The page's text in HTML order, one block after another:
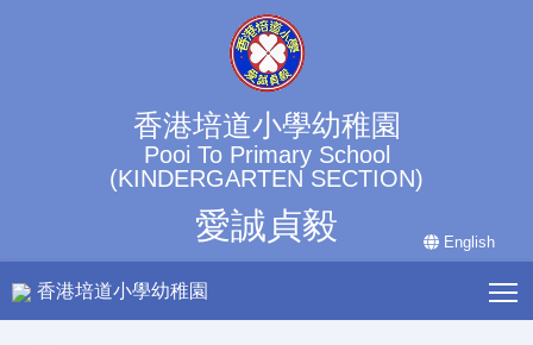
香港培道小學幼稚園
Pooi To Primary School
(KINDERGARTEN SECTION)
愛誠貞毅 English
香港培道小學幼稚園